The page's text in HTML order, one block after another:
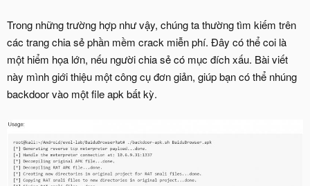
Trong những trường hợp như vậy, chúng ta thường tìm kiếm trên
các trang chia sẻ phần mềm crack miễn phí. Đây có thể coi là
một hiểm họa lớn, nếu người chia sẻ có mục đích xấu. Bài viết
này mình giới thiệu một công cụ đơn giản, giúp bạn có thể nhúng
backdoor vào một file apk bất kỳ.